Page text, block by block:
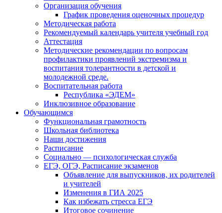
Организация обучения
График проведения оценочных процедур
Методическая работа
Рекомендуемый календарь учителя учебный год
Аттестация
Методические рекомендации по вопросам
профилактики проявлений экстремизма и
воспитания толерантности в детской и
молодежной среде.
Воспитательная работа
Республика «ЭДЕМ»
Инклюзивное образование
Обучающимся
Функциональная грамотность
Школьная библиотека
Наши достижения
Расписание
Социально — психологическая служба
ЕГЭ, ОГЭ, Расписание экзаменов
Объявление для выпускников, их родителей
и учителей
Изменения в ГИА 2025
Как избежать стресса ЕГЭ
Итоговое сочинение